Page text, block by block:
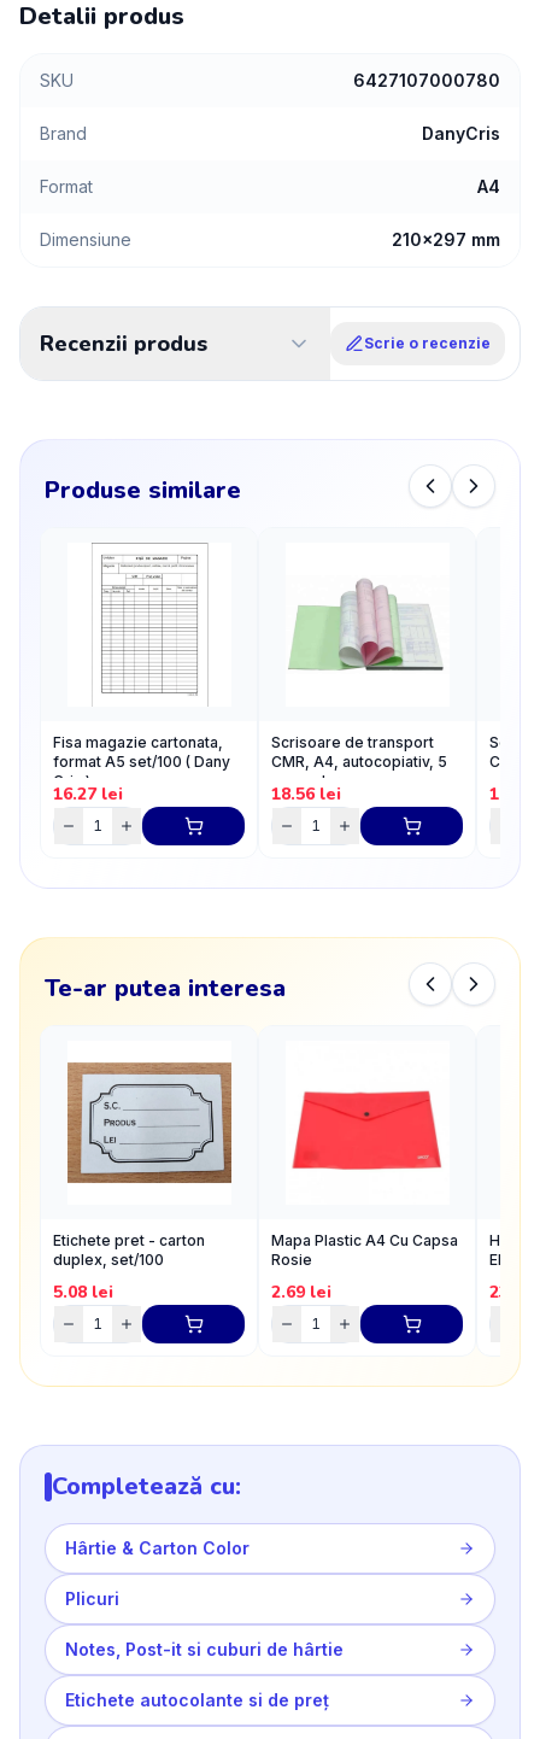
Detalii produs
SKU 6427107000780
Brand DanyCris
Format A4
Dimensiune 210x297 mm
Recenzii produs Scrie o recenzie
Produse similare
Fisa magazie cartonata,
format A5 set/100 ( Dany
Cris )
16.27lei
Scrisoare de transport
CMR, A4, autocopiativ, 5
exemplare
18.56lei
CMR,
18.56
Te-ar putea interesa
Etichete pret - carton
duplex, set/100
5.08 lei
Mapa Plastic A4 Cu Capsa
Rosie
2.69 lei
Hartie
EKON
23
Completează cu:
Hârtie & Carton Color
Plicuri
Notes, Post-it si cuburi de hârtie
Etichete autocolante si de preț